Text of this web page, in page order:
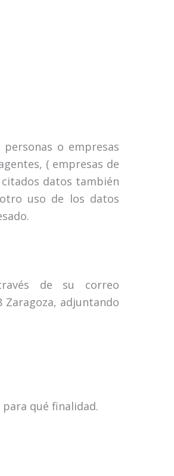
o empresas
( empresas de
datos también
otro uso de los datos
de su correo
Zaragoza, adjuntando
para qué finalidad.